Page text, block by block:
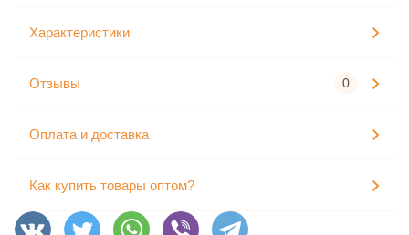
Характеристики
Отзывы 0
Оплата и доставка
Как купить товары оптом?